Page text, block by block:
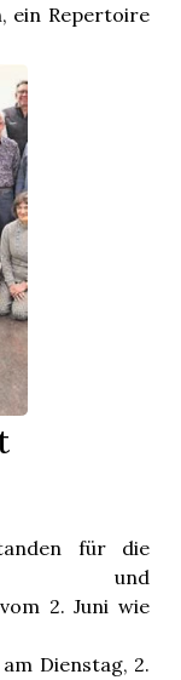
ein Repertoire
für die
und
2. Juni wie
Dienstag, 2.